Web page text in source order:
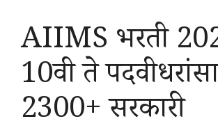
AIIMS भरती
10वी ते